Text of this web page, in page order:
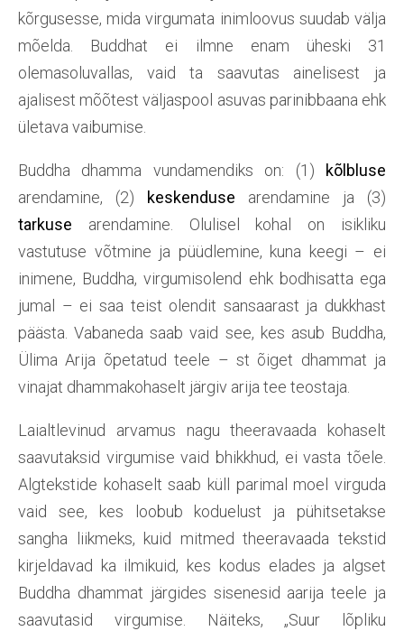
kõrgusesse, mida virgumata inimloovus suudab välja
mõelda. Buddhat ei ilmne enam üheski 31
olemasoluvallas, vaid ta saavutas ainelisest ja
ajalisest mõõtest väljaspool asuvas parinibbaana ehk
ületava vaibumise.
Buddha dhamma vundamendiks on: (1) kõlbluse
arendamine, (2) keskenduse arendamine ja (3)
tarkuse arendamine. Olulisel kohal on isikliku
vastutuse võtmine ja püüdlemine, kuna keegi – ei
inimene, Buddha, virgumisolend ehk bodhisatta ega
jumal – ei saa teist olendit sansaarast ja dukkhast
päästa. Vabaneda saab vaid see, kes asub Buddha,
Ülima Arija õpetatud teele – st õiget dhammat ja
vinajat dhammakohaselt järgiv arija tee teostaja.
Laialtlevinud arvamus nagu theeravaada kohaselt
saavutaksid virgumise vaid bhikkhud, ei vasta tõele.
Algtekstide kohaselt saab küll parimal moel virguda
vaid see, kes loobub koduelust ja pühitsetakse
sangha liikmeks, kuid mitmed theeravaada tekstid
kirjeldavad ka ilmikuid, kes kodus elades ja algset
Buddha dhammat järgides sisenesid aarija teele ja
saavutasid virgumise. Näiteks, „Suur lõpliku